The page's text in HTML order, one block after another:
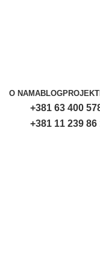
O NAMABLOG
+381 63 400
+381 11 239 86